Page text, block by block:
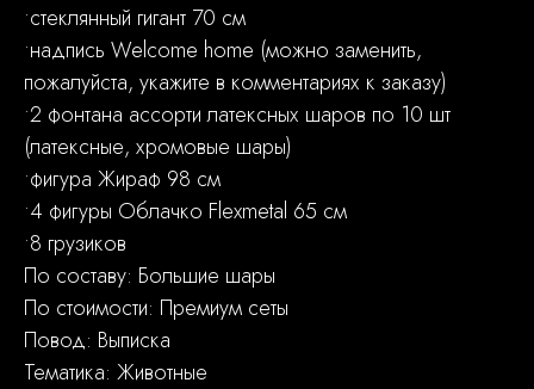
•стеклянный гигант 70 см
•надпись Welcome home (можно заменить,
пожалуйста, укажите в комментариях к заказу)
•2 фонтана ассорти латексных шаров по 10 шт
(латексные, хромовые шары)
•фигура Жираф 98 см
•4 фигуры Облачко Flexmetal 65 см
•8 грузиков
По составу: Большие шары
По стоимости: Премиум сеты
Повод: Выписка
Тематика: Животные